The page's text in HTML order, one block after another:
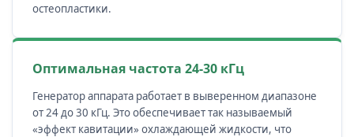
остеопластики.
Оптимальная частота 24-30 кГц
Генератор аппарата работает в выверенном диапазоне
от 24 до 30 кГц. Это обеспечивает так называемый
«эффект кавитации» охлаждающей жидкости, что